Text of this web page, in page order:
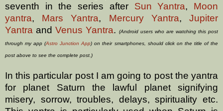
seventh in the series after Sun Yantra, Moon
yantra, Mars Yantra, Mercury Yantra,Jupiter
Yantra and Venus Yantra. (Android users who are watching this post
through my app (Astro Junction App) on their smartphones, should click on the title of the
post above to see the complete post.)
In this particular post I am going to post the yantra
for planet Saturn the lawful planet signifying
misery, sorrow, troubles, delays, spirituality etc.